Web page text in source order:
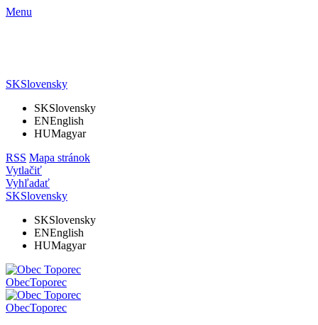
Menu
SKSlovensky
SKSlovensky
ENEnglish
HUMagyar
RSS Mapa stránok
Vytlačiť
Vyhľadať
SKSlovensky
SKSlovensky
ENEnglish
HUMagyar
ObecToporec
ObecToporec